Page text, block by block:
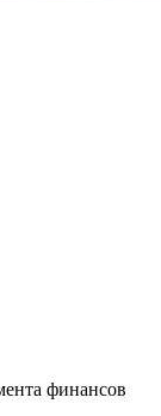
финансов